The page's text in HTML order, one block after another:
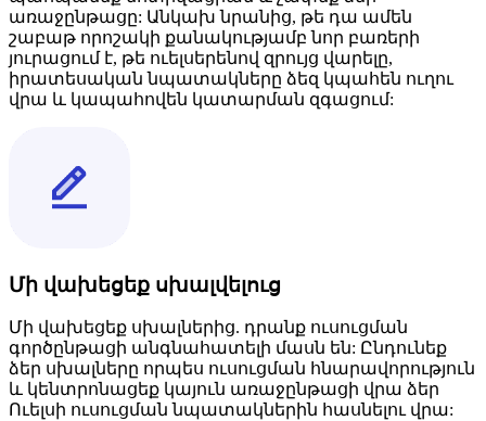
առաջընթացը: Անկախ նրանից, թե դա ամեն
շաբաթ որոշակի քանակությամբ նոր բառերի
յուրացում է, թե ուելսերենով զրույց վարելը,
իրատեսական նպատակները ձեզ կպահեն ուղու
վրա և կապահովեն կատարման զգացում:
Մի վախեցեք սխալվելուց
Մի վախեցեք սխալներից. դրանք ուսուցման
գործընթացի անգնահատելի մասն են: Ընդունեք
ձեր սխալները որպես ուսուցման հնարավորություն
և կենտրոնացեք կայուն առաջընթացի վրա ձեր
Ուելսի ուսուցման նպատակներին հասնելու վրա: